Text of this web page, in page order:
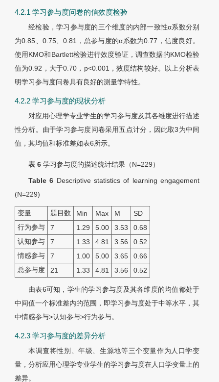
4.2.1 学习参与度问卷的信效度检验
经检验，学习参与度的三个维度的内部一致性α系数分别
为0.85、0.75、0.81，总参与度的α系数为0.77，信度良好。
使用KMO和Bartlett检验进行效度验证，调查数据的KMO检验
值为0.92，大于0.70，p<0.001，效度结构较好。以上分析表
明学习参与度问卷具有良好的测量学特性。
4.2.2 学习参与度的现状分析
对应用心理学专业学生的学习参与度及其各维度进行描述
性分析。由于学习参与度问卷采用五点计分，因此取3为中间
值，其均值和标准差如表6所示。
表 6 学习参与度的描述统计结果（N=229）
Table 6 Descriptive statistics of learning engagement
(N=229)
变量 题目数 Min Max M
SD
行为参与
7 1.29 5.00 3.53
0.68
认知参与
7 1.33 4.81 3.56
0.52
情感参与
7 1.00 5.00 3.65
0.66
总参与度
21 1.33 4.81 3.56 0.52
由表6可知，学生的学习参与度及其各维度的均值都处于
中间值一个标准差内的范围，即学习参与度处于中等水平，其
中情感参与>认知参与>行为参与。
4.2.3 学习参与度的差异分析
本调查将性别、年级、生源地等三个变量作为人口学变
量，分析应用心理学专业学生的学习参与度在人口学变量上的
差异。